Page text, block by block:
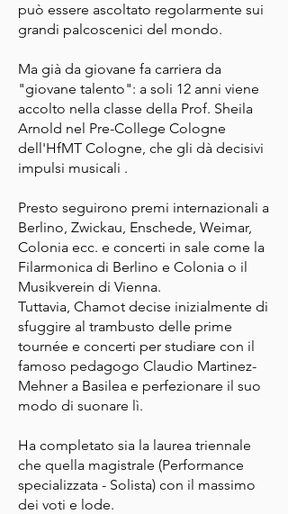
può essere ascoltato regolarmente sui
grandi palcoscenici del mondo.
Ma già da giovane fa carriera da
"giovane talento": a soli 12 anni viene
accolto nella classe della Prof. Sheila
Arnold nel Pre-College Cologne
dell'HfMT Cologne, che gli dà decisivi
impulsi musicali .
Presto seguirono premi internazionali a
Berlino, Zwickau, Enschede, Weimar,
Colonia ecc. e concerti in sale come la
Filarmonica di Berlino e Colonia o il
Musikverein di Vienna.
Tuttavia, Chamot decise inizialmente di
sfuggire al trambusto delle prime
tournée e concerti per studiare con il
famoso pedagogo Claudio Martinez-
Mehner a Basilea e perfezionare il suo
modo di suonare lì.
Ha completato sia la laurea triennale
che quella magistrale (Performance
specializzata - Solista) con il massimo
dei voti e lode.